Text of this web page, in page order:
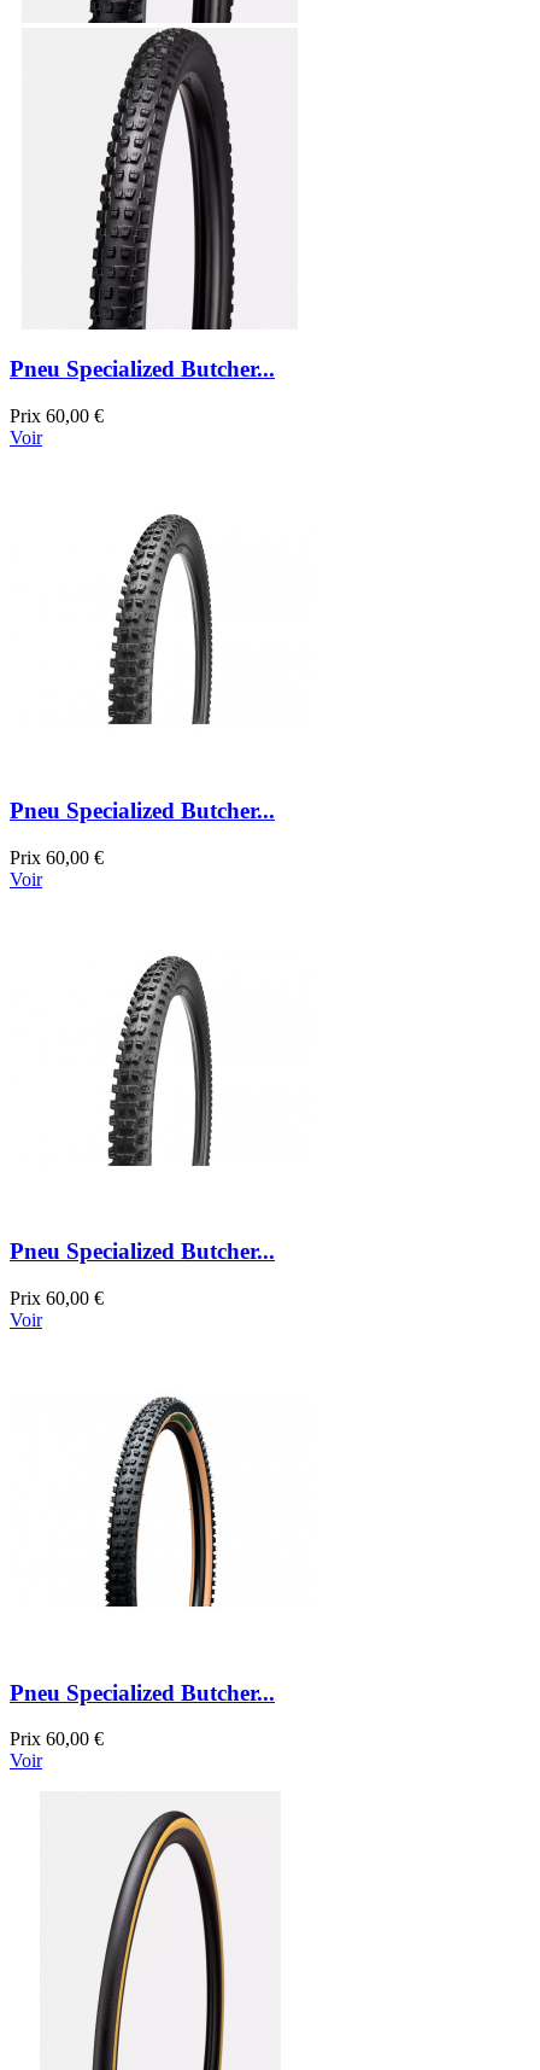
Pneu Specialized Butcher...
Prix 60,00 €
Voir
Pneu Specialized Butcher...
Prix 60,00 €
Voir
Pneu Specialized Butcher...
Prix 60,00 €
Voir
Pneu Specialized Butcher...
Prix 60,00 €
Voir